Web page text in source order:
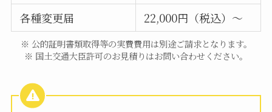
各種変更届
22,000円（税込）～
※ 公的証明書類取得等の実費費用は別途ご請求となります。
※ 国土交通大臣許可のお見積りはお問い合わせください。